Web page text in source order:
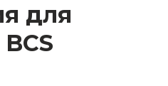
для